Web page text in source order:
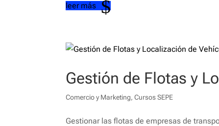
leer más
Gestión de Flotas y
Comercio y Marketing,Cursos SEPE
Gestionar las flotas de empresas de